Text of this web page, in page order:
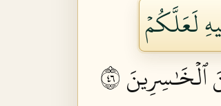
لَعَلَّكُمۡ
٦٤